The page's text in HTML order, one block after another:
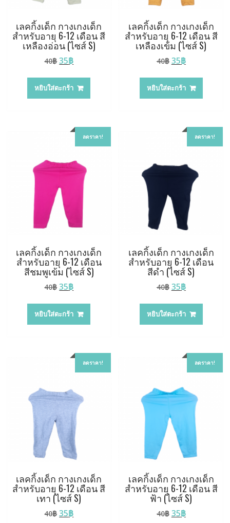
เลคกิ้งเด็ก กางเกงเด็ก
สำหรับอายุ 6-12 เดือน สี
เหลืองอ่อน (ไซส์ S)
40฿Original
was:
40฿.
35฿Current
is:
35฿.
หยิบใส่ตะกร้า
เลคกิ้งเด็ก กางเกงเด็ก
สำหรับอายุ 6-12 เดือน สี
เหลืองเข้ม (ไซส์ S)
40฿ Original
was:
40฿.
35฿Current
is:
35฿.
หยิบใส่ตะกร้า
ลดราคา!
เลคกิ้งเด็ก กางเกงเด็ก
สำหรับอายุ 6-12 เดือน
สีชมพูเข้ม (ไซส์ S)
40฿Original
was:
40฿.
35฿Current
is:
35฿.
หยิบใส่ตะกร้า
ลดราคา!
เลคกิ้งเด็ก กางเกงเด็ก
สำหรับอายุ 6-12 เดือน
สีดำ (ไซส์ S)
40฿ Original
was:
40฿.
35฿Current
is:
35฿.
หยิบใส่ตะกร้า
ลดราคา!
เลคกิ้งเด็ก กางเกงเด็ก
สำหรับอายุ 6-12 เดือน สี
เทา (ไซส์ S)
40฿Original
35฿Current
ลดราคา!
เลคกิ้งเด็ก กางเกงเด็ก
สำหรับอายุ 6-12 เดือน สี
ฟ้า (ไซส์ S)
40฿ Original
35฿Current